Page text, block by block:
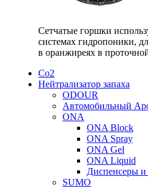
Сетчатые горшки
системах гидропоники,
в оранжиреях в
Со2
Нейтрализатор запаха
ODOUR
Автомобильный
ONA
ONA Block
ONA Spray
ONA Gel
ONA Liquid
Диспенсеры и
SUMO